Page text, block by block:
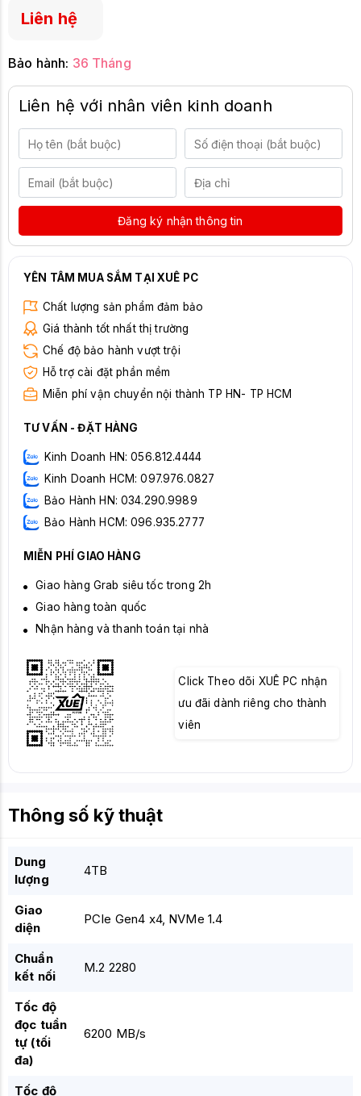
Liên hệ
Bảo hành: 36 Tháng
Liên hệ với nhân viên kinh doanh
Đăng ký nhận thông tin
YÊN TÂM MUA SẮM TẠI XUÊ PC
Chất lượng sản phẩm đảm bảo
Giá thành tốt nhất thị trường
Chế độ bảo hành vượt trội
Hỗ trợ cài đặt phần mềm
Miễn phí vận chuyển nội thành TP HN- TP HCM
TƯ VẤN - ĐẶT HÀNG
Kinh Doanh HN: 056.812.4444
Kinh Doanh HCM: 097.976.0827
Bảo Hành HN: 034.290.9989
Bảo Hành HCM: 096.935.2777
MIỄN PHÍ GIAO HÀNG
Giao hàng Grab siêu tốc trong 2h
Giao hàng toàn quốc
Nhận hàng và thanh toán tại nhà
Click Theo dõi XUÊ PC nhận
ưu đãi dành riêng cho thành
viên
Thông số kỹ thuật
Dung
lượng
4TB
Giao
diện
PCIe Gen4 x4, NVMe 1.4
Chuẩn
kết nối
M.2 2280
Tốc độ
đọc tuần
tự (tối
đa)
6200 MB/s
Tốc độ